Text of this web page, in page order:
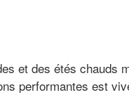
et des étés
performantes est